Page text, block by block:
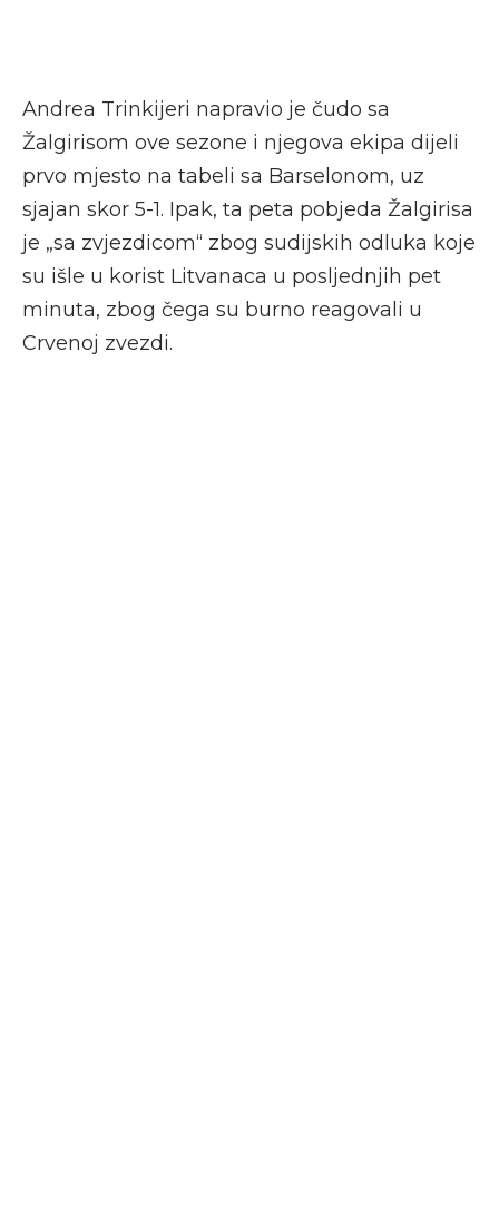
Andrea Trinkijeri napravio je čudo sa
Žalgirisom ove sezone i njegova ekipa dijeli
prvo mjesto na tabeli sa Barselonom, uz
sjajan skor 5-1. Ipak, ta peta pobjeda Žalgirisa
je „sa zvjezdicom“ zbog sudijskih odluka koje
su išle u korist Litvanaca u posljednjih pet
minuta, zbog čega su burno reagovali u
Crvenoj zvezdi.